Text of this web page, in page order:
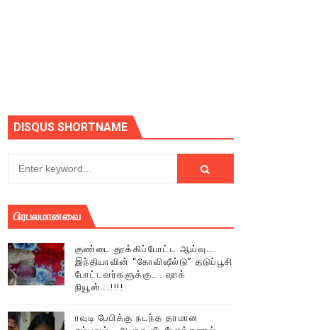
அழைக்கின்றோம்.
(செய்தியும்,படங்களும்..)
DISQUS SHORTNAME
பிரபலமானவை
குண்டை தூக்கிப்போட்ட ஆய்வு….
இந்தியாவின் “கோவிஷீல்டு” தடுப்பூசி
போட்டவர்களுக்கு…. ஷாக்
நியூஸ்….!!!!
ரவுடி பேபிக்கு நடந்த தரமான